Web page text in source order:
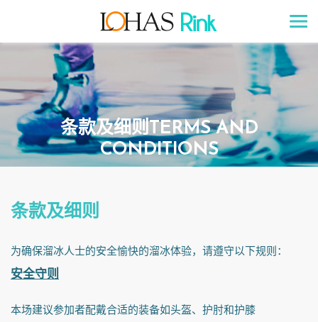
条款及细则TERMS AND
CONDITIONS
条款及细则
为确保溜冰人士的安全愉快的溜冰体验，请遵守以下规则：
安全守则
本场建议参加者配戴合适的装备如头盔、护肘和护膝